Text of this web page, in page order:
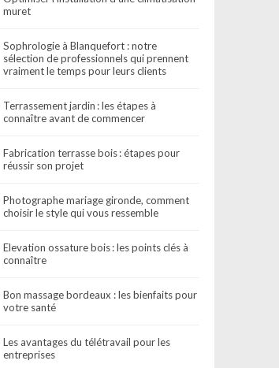
muret
Sophrologie à Blanquefort : notre
sélection de professionnels qui prennent
vraiment le temps pour leurs clients
Terrassement jardin : les étapes à
connaître avant de commencer
Fabrication terrasse bois : étapes pour
réussir son projet
Photographe mariage gironde, comment
choisir le style qui vous ressemble
Elevation ossature bois : les points clés à
connaître
Bon massage bordeaux : les bienfaits pour
votre santé
Les avantages du télétravail pour les
entreprises